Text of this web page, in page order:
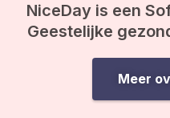
NiceDay is een
Geestelijke
Meer